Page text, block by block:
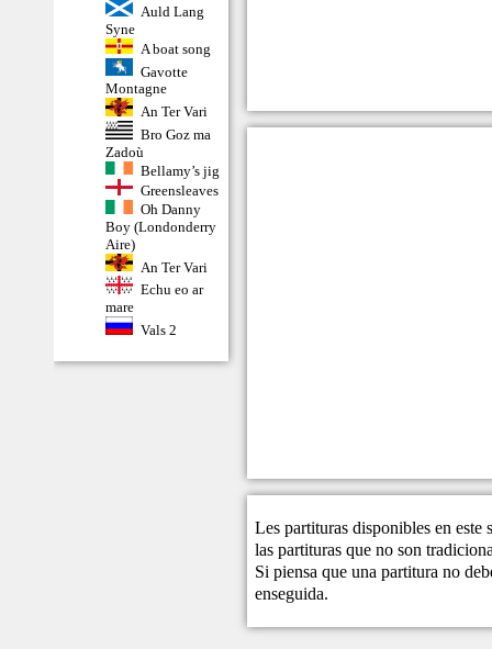
Auld Lang
Syne
A boat song
Gavotte
Montagne
An Ter Vari
Bro Goz ma
Zadoù
Bellamy’s jig
Greensleaves
Oh Danny
Boy (Londonderry
Aire)
An Ter Vari
Echu eo ar
mare
Vals 2
Les partituras disponibles en este
las partituras que no son
Si piensa que una partitura no
enseguida.